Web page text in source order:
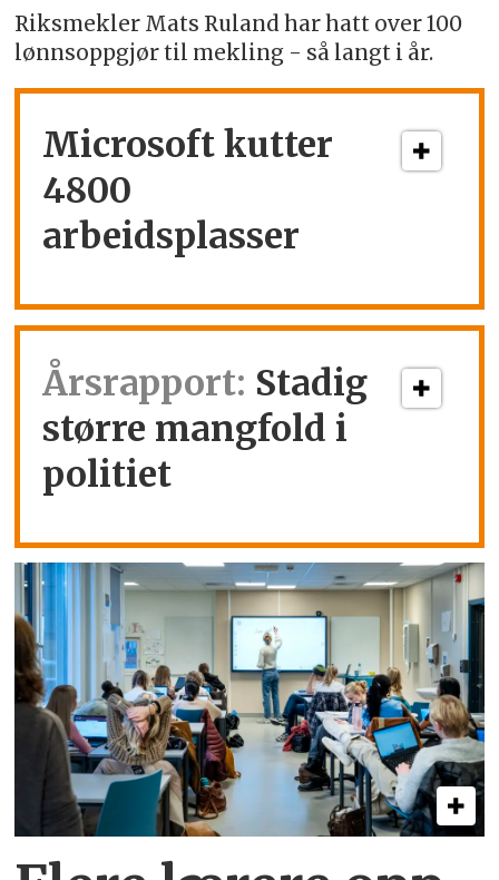
Riksmekler Mats Ruland har hatt over 100
lønnsoppgjør til mekling - så langt i år.
Microsoft kutter
4800
arbeidsplasser
Årsrapport: Stadig
større mangfold i
politiet